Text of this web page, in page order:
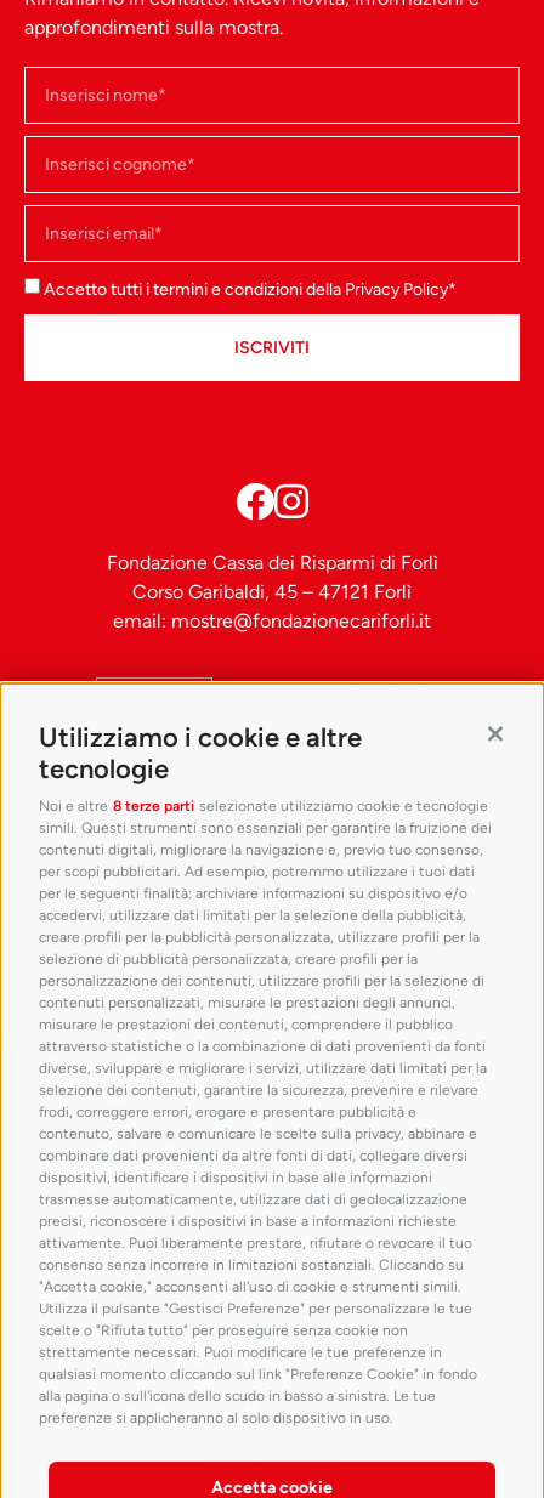
Utilizziamo i cookie e altre
tecnologie
Noi e altre 8 terze parti selezionate utilizziamo cookie e tecnologie
simili. Questi strumenti sono essenziali per garantire la fruizione dei
contenuti digitali, migliorare la navigazione e, previo tuo consenso,
per scopi pubblicitari. Ad esempio, potremmo utilizzare i tuoi dati
per le seguenti finalità: archiviare informazioni su dispositivo e/o
accedervi, utilizzare dati limitati per la selezione della pubblicità,
creare profili per la pubblicità personalizzata, utilizzare profili per la
selezione di pubblicità personalizzata, creare profili per la
personalizzazione dei contenuti, utilizzare profili per la selezione di
contenuti personalizzati, misurare le prestazioni degli annunci,
misurare le prestazioni dei contenuti, comprendere il pubblico
attraverso statistiche o la combinazione di dati provenienti da fonti
diverse, sviluppare e migliorare i servizi, utilizzare dati limitati per la
selezione dei contenuti, garantire la sicurezza, prevenire e rilevare
frodi, correggere errori, erogare e presentare pubblicità e
contenuto, salvare e comunicare le scelte sulla privacy, abbinare e
combinare dati provenienti da altre fonti di dati, collegare diversi
dispositivi, identificare i dispositivi in base alle informazioni
trasmesse automaticamente, utilizzare dati di geolocalizzazione
precisi, riconoscere i dispositivi in base a informazioni richieste
attivamente. Puoi liberamente prestare, rifiutare o revocare il tuo
consenso senza incorrere in limitazioni sostanziali. Cliccando su
"Accetta cookie," acconsenti all'uso di cookie e strumenti simili.
Utilizza il pulsante "Gestisci Preferenze" per personalizzare le tue
scelte o "Rifiuta tutto" per proseguire senza cookie non
strettamente necessari. Puoi modificare le tue preferenze in
qualsiasi momento cliccando sul link "Preferenze Cookie" in fondo
alla pagina o sull'icona dello scudo in basso a sinistra. Le tue
preferenze si applicheranno al solo dispositivo in uso.
Accetta cookie
approfondimenti sulla mostra.
Accetto tutti i termini e condizioni della Privacy Policy*
ISCRIVITI
Fondazione Cassa dei Risparmi di Forlì
Corso Garibaldi, 45 – 47121 Forlì
email: mostre@fondazionecariforli.it
con il patrocinio di